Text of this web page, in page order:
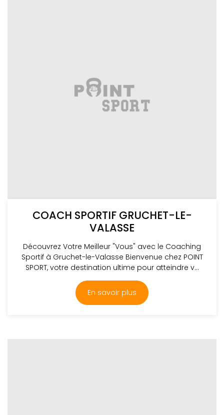
COACH SPORTIF GRUCHET-LE-
VALASSE
Découvrez Votre Meilleur "Vous" avec le Coaching
Sportif à Gruchet-le-Valasse Bienvenue chez POINT
SPORT, votre destination ultime pour atteindre v...
En savoir plus